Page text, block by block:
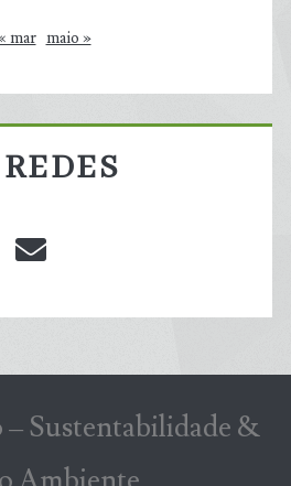
mar maio »
Sustentabilidade &